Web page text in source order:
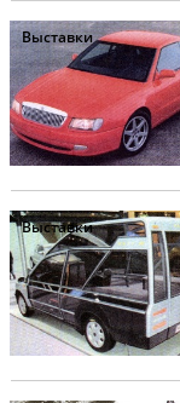
Выставки
Выставки